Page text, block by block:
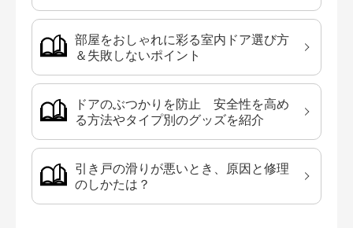
部屋をおしゃれに彩る室内ドア選び方
＆失敗しないポイント
ドアのぶつかりを防止 安全性を高め
る方法やタイプ別のグッズを紹介
引き戸の滑りが悪いとき、原因と修理
のしかたは？